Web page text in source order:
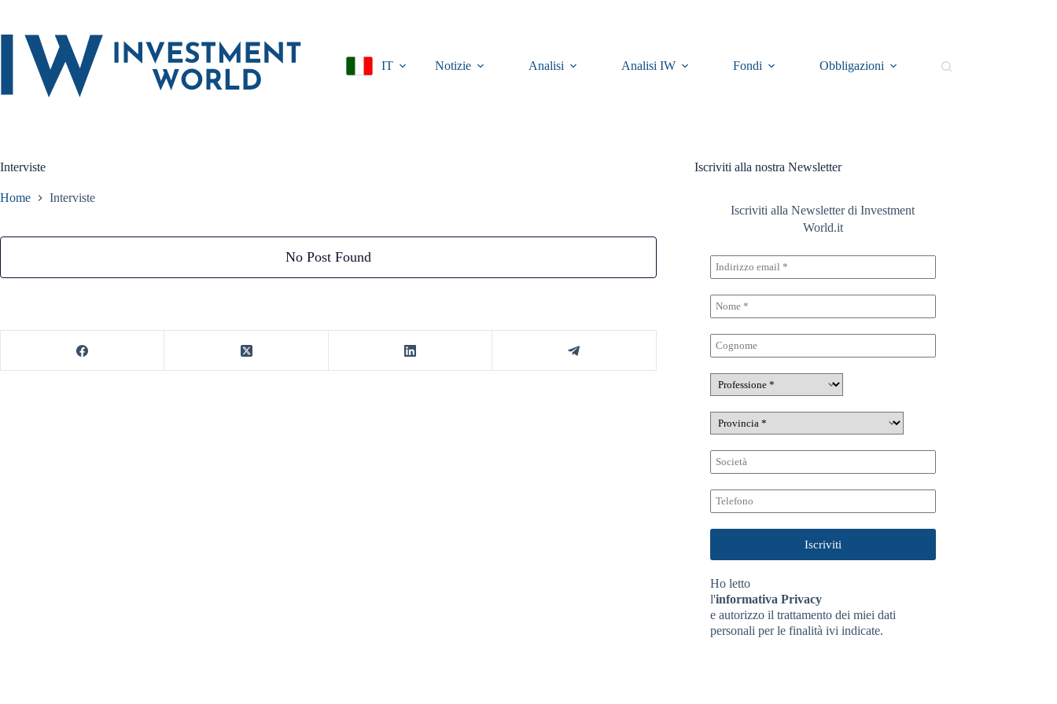
al
contenuto
IT
Notizie Analisi Analisi IW Fondi Obbligazioni Il Rosso e il Nero
Interviste
Home Interviste
No Post Found
Iscriviti alla nostra Newsletter
Iscriviti alla Newsletter di Investment
World.it
Ho letto
l'informativa Privacy
e autorizzo il trattamento dei miei dati
personali per le finalità ivi indicate.